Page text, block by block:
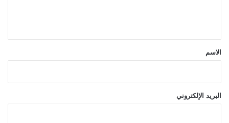
*الاسم
البريد الإلكتروني